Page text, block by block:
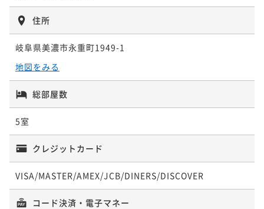
住所
岐阜県美濃市永重町1949-1
地図をみる
総部屋数
5室
クレジットカード
VISA/MASTER/AMEX/JCB/DINERS/DISCOVER
コード決済・電子マネー